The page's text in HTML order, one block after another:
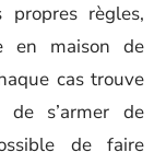
propres règles,
en maison de
cas trouve
de s’armer de
de faire